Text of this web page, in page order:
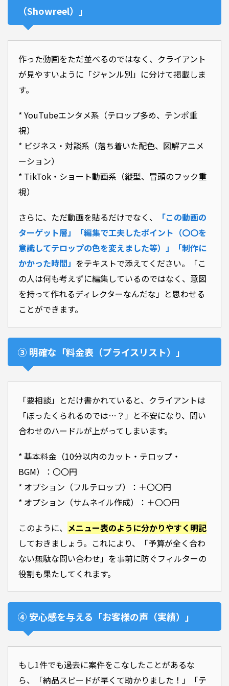
（Showreel）」
作った動画をただ並べるのではなく、クライアント
が見やすいように「ジャンル別」に分けて掲載しま
す。
* YouTubeエンタメ系（テロップ多め、テンポ重
視）
* ビジネス・対談系（落ち着いた配色、図解アニメ
ーション）
* TikTok・ショート動画系（縦型、冒頭のフック重
視）
さらに、ただ動画を貼るだけでなく、
「この動画の
ターゲット層」「編集で工夫したポイント（〇〇を
意識してテロップの色を変えました等）」「制作に
かかった時間」 をテキストで添えてください。「こ
の人は何も考えずに編集しているのではなく、意図
を持って作れるディレクターなんだな」と思わせる
ことができます。
③ 明確な「料金表（プライスリスト）」
「要相談」とだけ書かれていると、クライアントは
「ぼったくられるのでは…？」と不安になり、問い
合わせのハードルが上がってしまいます。
* 基本料金（10分以内のカット・テロップ・
BGM）：〇〇円
* オプション（フルテロップ）：＋〇〇円
* オプション（サムネイル作成）：＋〇〇円
このように、 メニュー表のように分かりやすく明記
しておきましょう。これにより、「予算が全く合わ
ない無駄な問い合わせ」を事前に防ぐフィルターの
役割も果たしてくれます。
④ 安心感を与える「お客様の声（実績）」
もし1件でも過去に案件をこなしたことがあるな
ら、「納品スピードが早くて助かりました！」「テ